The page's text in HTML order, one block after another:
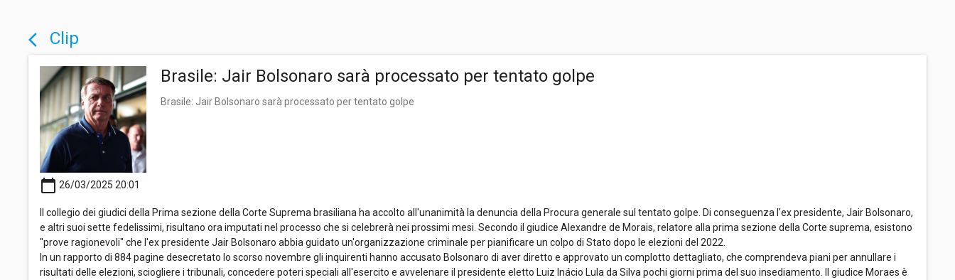
arrow_back_ios Clip
Brasile: Jair Bolsonaro sarà processato per tentato golpe
Brasile: Jair Bolsonaro sarà processato per tentato golpe
calendar_today 26/03/2025 20:01
Il collegio dei giudici della Prima sezione della Corte Suprema brasiliana ha accolto all'unanimità la denuncia della Procura generale sul tentato golpe. Di conseguenza l'ex presidente, Jair Bolsonaro,
e altri suoi sette fedelissimi, risultano ora imputati nel processo che si celebrerà nei prossimi mesi. Secondo il giudice Alexandre de Morais, relatore alla prima sezione della Corte suprema, esistono
"prove ragionevoli" che l'ex presidente Jair Bolsonaro abbia guidato un'organizzazione criminale per pianificare un colpo di Stato dopo le elezioni del 2022.
In un rapporto di 884 pagine desecretato lo scorso novembre gli inquirenti hanno accusato Bolsonaro di aver diretto e approvato un complotto dettagliato, che comprendeva piani per annullare i
risultati delle elezioni, sciogliere i tribunali, concedere poteri speciali all'esercito e avvelenare il presidente eletto Luiz Inácio Lula da Silva pochi giorni prima del suo insediamento. Il giudice Moraes è